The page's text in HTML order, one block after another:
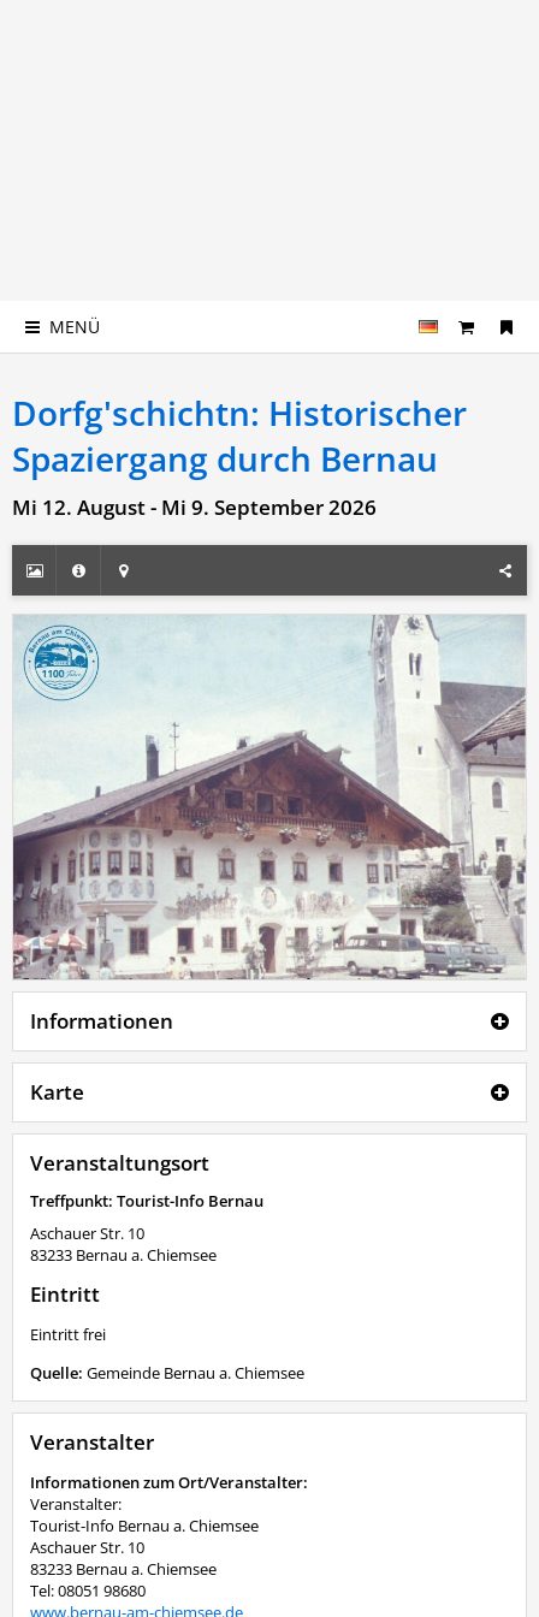
MENÜ
Dorfg'schichtn: Historischer
Spaziergang durch Bernau
Mi 12. August - Mi 9. September 2026
Informationen
Karte
Veranstaltungsort
Treffpunkt: Tourist-Info Bernau
Aschauer Str. 10
83233 Bernau a. Chiemsee
Eintritt
Eintritt frei
Quelle: Gemeinde Bernau a. Chiemsee
Veranstalter
Informationen zum Ort/Veranstalter:
Veranstalter:
Tourist-Info Bernau a. Chiemsee
Aschauer Str. 10
83233 Bernau a. Chiemsee
Tel: 08051 98680
www.bernau-am-chiemsee.de